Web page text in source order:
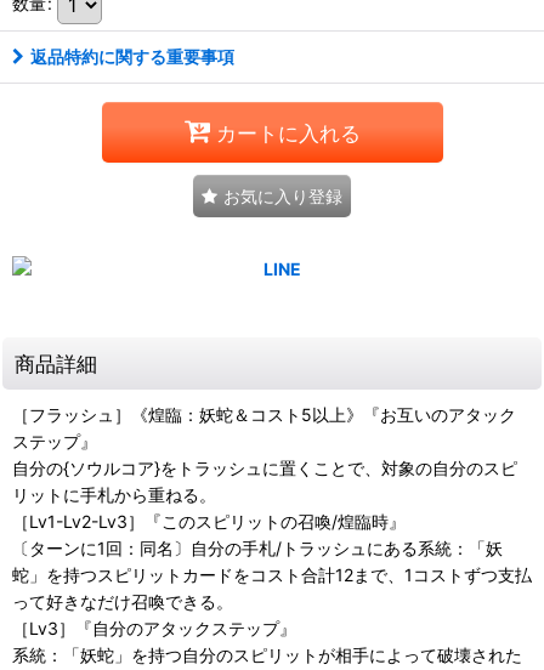
返品特約に関する重要事項
カートに入れる
お気に入り登録
商品詳細
［フラッシュ］《煌臨：妖蛇＆コスト5以上》『お互いのアタック
ステップ』
自分の{ソウルコア}をトラッシュに置くことで、対象の自分のスピ
リットに手札から重ねる。
［Lv1-Lv2-Lv3］『このスピリットの召喚/煌臨時』
〔ターンに1回：同名〕自分の手札/トラッシュにある系統：「妖
蛇」を持つスピリットカードをコスト合計12まで、1コストずつ支払
って好きなだけ召喚できる。
［Lv3］『自分のアタックステップ』
系統：「妖蛇」を持つ自分のスピリットが相手によって破壊された